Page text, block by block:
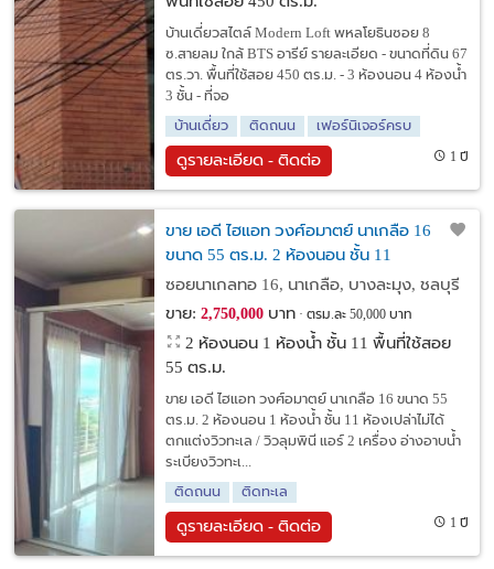
บ้านเดี่ยวสไตล์ Modern Loft พหลโยธินซอย 8
ซ.สายลม ใกล้ BTS อารีย์ รายละเอียด - ขนาดที่ดิน 67
ตร.วา. พื้นที่ใช้สอย 450 ตร.ม. - 3 ห้องนอน 4 ห้องน้ำ
3 ชั้น - ที่จอ
บ้านเดี่ยว
ติดถนน เฟอร์นิเจอร์ครบ
ดูรายละเอียด - ติดต่อ 1 ปี
ขาย เอดี ไฮแอท วงศ์อมาตย์ นาเกลือ 16
ขนาด 55 ตร.ม. 2 ห้องนอน ชั้น 11
ซอยนาเกลทอ 16, นาเกลือ, บางละมุง, ชลบุรี
ขาย: 2,750,000บาท ตรม.ละ 50,000 บาท
2 ห้องนอน 1 ห้องน้ำ ชั้น 11 พื้นที่ใช้สอย
55 ตร.ม.
ขาย เอดี ไฮแอท วงศ์อมาตย์ นาเกลือ 16 ขนาด 55
ตร.ม. 2 ห้องนอน 1 ห้องน้ำ ชั้น 11 ห้องเปล่าไม่ได้
ตกแต่งวิวทะเล / วิวลุมพินี แอร์ 2 เครื่อง อ่างอาบน้ำ
ระเบียงวิวทะเ...
ติดถนน
ติดทะเล
ดูรายละเอียด - ติดต่อ 1 ปี